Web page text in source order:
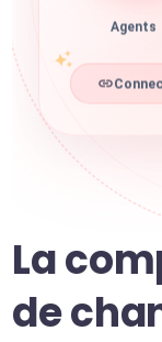
Agents
La
de